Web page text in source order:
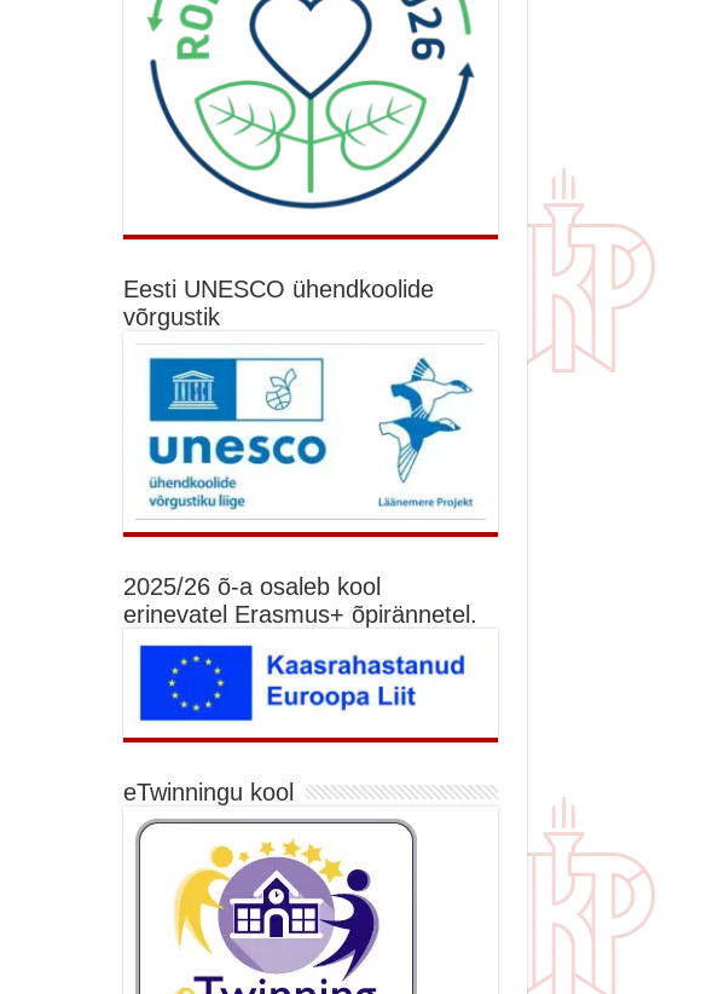
Eesti UNESCO ühendkoolide
võrgustik
2025/26 õ-a osaleb kool
erinevatel Erasmus+ õpirännetel.
eTwinningu kool